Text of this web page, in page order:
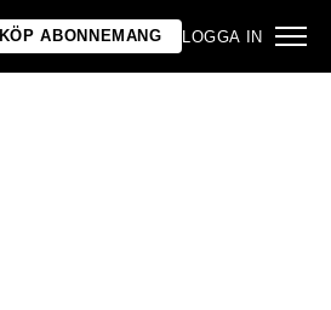
KÖP ABONNEMANG LOGGA IN